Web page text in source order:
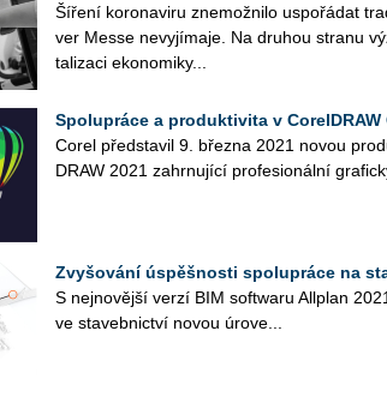
Ší­ře­ní ko­ro­na­vi­ru zne­mož­ni­lo uspo­řá­dat
ver Messe ne­vy­jí­ma­je. Na dru­hou stra­nu
ta­li­za­ci eko­no­mi­ky...
Spolupráce a produktivita v CorelDRAW
Corel před­sta­vil 9. břez­na 2021 novou
DRAW 2021 za­hr­nu­jí­cí pro­fe­si­o­nál­ní
Zvyšování úspěšnosti spolupráce na
S nej­no­věj­ší verzí BIM soft­wa­ru All­plan
ve sta­veb­nic­tví novou úrove...